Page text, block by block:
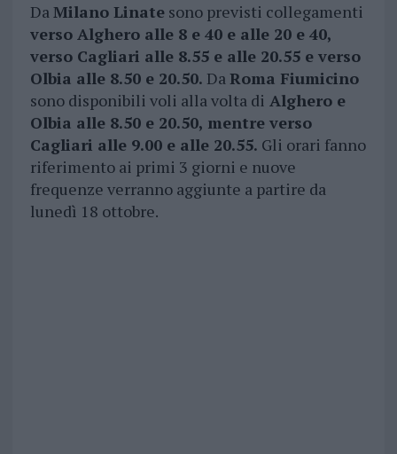
DaMilano Linatesono previsti collegamenti
verso Alghero alle 8 e 40 e alle 20 e 40,
verso Cagliari alle 8.55 e alle 20.55 e verso
Olbia alle 8.50 e 20.50. DaRoma Fiumicino
sono disponibili voli alla volta di Alghero e
Olbia alle 8.50 e 20.50, mentre verso
Cagliari alle 9.00 e alle 20.55. Gli orari fanno
riferimento ai primi 3 giorni e nuove
frequenze verranno aggiunte a partire da
lunedì 18 ottobre.